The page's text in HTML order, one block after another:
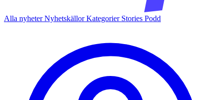
Alla nyheterNyhetskällorKategorier Stories Podd